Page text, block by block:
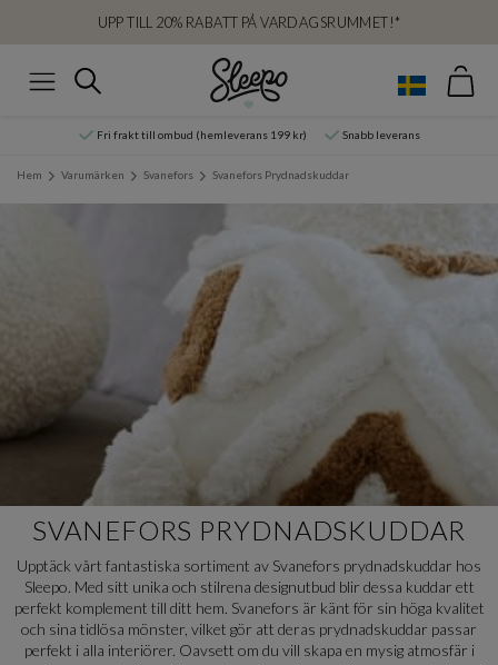
UPP TILL 20% RABATT PÅ VARDAGSRUMMET!*
Sök
Fri frakt till ombud (hemleverans 199 kr) Snabb leverans
Hem Varumärken Svanefors Svanefors Prydnadskuddar
SVANEFORS PRYDNADSKUDDAR
Upptäck vårt fantastiska sortiment av Svanefors prydnadskuddar hos
Sleepo. Med sitt unika och stilrena designutbud blir dessa kuddar ett
perfekt komplement till ditt hem. Svanefors är känt för sin höga kvalitet
och sina tidlösa mönster, vilket gör att deras prydnadskuddar passar
perfekt i alla interiörer. Oavsett om du vill skapa en mysig atmosfär i